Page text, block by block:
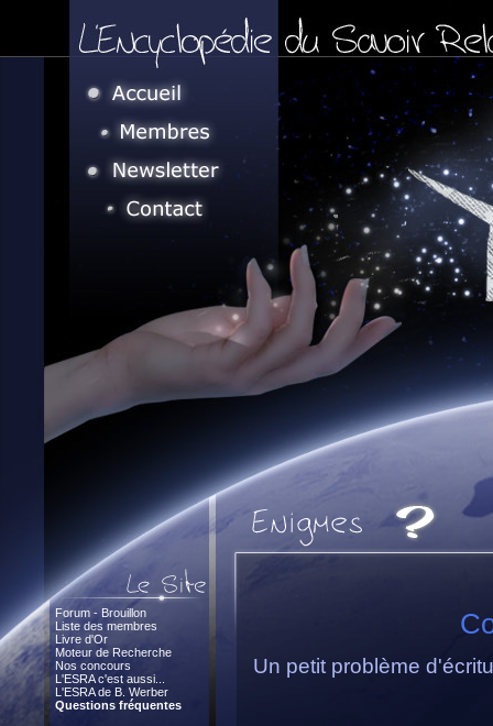
Forum - Brouillon
Liste des membres
Livre d'Or
Moteur de Recherche
Nos concours
L'ESRA c'est aussi...
L'ESRA de B. Werber
Questions fréquentes
Un petit problème